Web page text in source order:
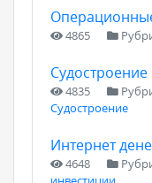
4865
Судостроение
4835
Судостроение
Интернет
4648